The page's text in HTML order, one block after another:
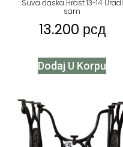
Suva daska Hrast 13-14 Uradi
sam
13.200 рсд
Dodaj U Korpu